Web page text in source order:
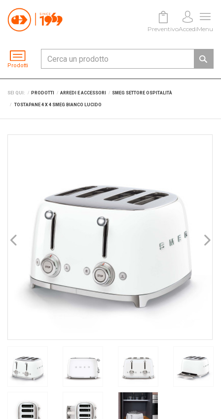
Prodotti
PreventivoAccediMenu
SEI QUI: PRODOTTI ARREDI E ACCESSORI SMEG SETTORE OSPITALITÀ
TOSTAPANE 4 X 4 SMEG BIANCO LUCIDO